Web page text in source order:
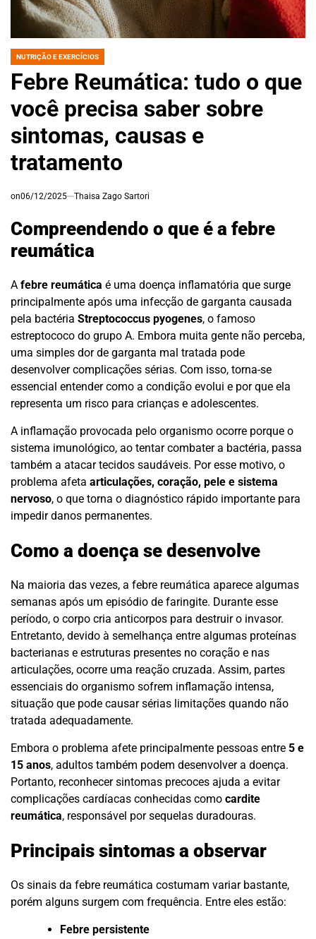
POSTED
NUTRIÇÃO E EXERCÍCIOS
Febre Reumática: tudo o que
você precisa saber sobre
sintomas, causas e
tratamento
on06/12/2025 Thaisa Zago Sartori
Compreendendo o que é a febre
reumática
A febre reumática é uma doença inflamatória que surge
principalmente após uma infecção de garganta causada
pela bactéria Streptococcus pyogenes, o famoso
estreptococo do grupo A. Embora muita gente não perceba,
uma simples dor de garganta mal tratada pode
desenvolver complicações sérias. Com isso, torna-se
essencial entender como a condição evolui e por que ela
representa um risco para crianças e adolescentes.
A inflamação provocada pelo organismo ocorre porque o
sistema imunológico, ao tentar combater a bactéria, passa
também a atacar tecidos saudáveis. Por esse motivo, o
problema afeta articulações, coração, pele e sistema
nervoso, o que torna o diagnóstico rápido importante para
impedir danos permanentes.
Como a doença se desenvolve
Na maioria das vezes, a febre reumática aparece algumas
semanas após um episódio de faringite. Durante esse
período, o corpo cria anticorpos para destruir o invasor.
Entretanto, devido à semelhança entre algumas proteínas
bacterianas e estruturas presentes no coração e nas
articulações, ocorre uma reação cruzada. Assim, partes
essenciais do organismo sofrem inflamação intensa,
situação que pode causar sérias limitações quando não
tratada adequadamente.
Embora o problema afete principalmente pessoas entre 5 e
15 anos, adultos também podem desenvolver a doença.
Portanto, reconhecer sintomas precoces ajuda a evitar
complicações cardíacas conhecidas como cardite
reumática, responsável por sequelas duradouras.
Principais sintomas a observar
Os sinais da febre reumática costumam variar bastante,
porém alguns surgem com frequência. Entre eles estão:
Febre persistente